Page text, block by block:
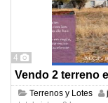
4
Vendo 2 terreno
Terrenos y Lotes